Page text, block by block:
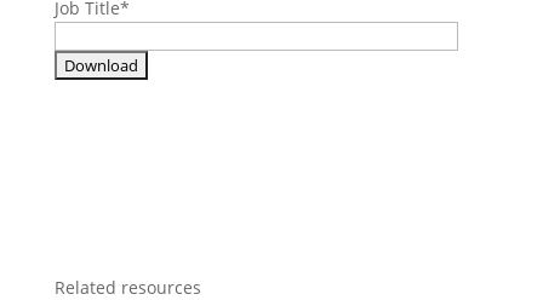
Job Title*
Related resources